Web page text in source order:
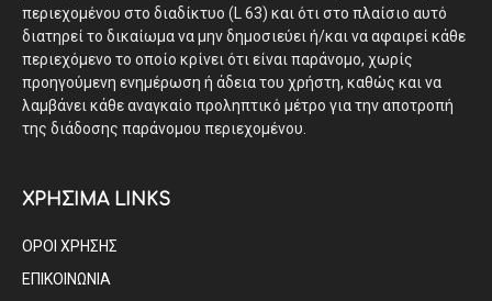
περιεχομένου στο διαδίκτυο (L 63) και ότι στο πλαίσιο αυτό
διατηρεί το δικαίωμα να μην δημοσιεύει ή/και να αφαιρεί κάθε
περιεχόμενο το οποίο κρίνει ότι είναι παράνομο, χωρίς
προηγούμενη ενημέρωση ή άδεια του χρήστη, καθώς και να
λαμβάνει κάθε αναγκαίο προληπτικό μέτρο για την αποτροπή
της διάδοσης παράνομου περιεχομένου.
ΧΡΗΣΙΜΑ LINKS
ΟΡΟΙ ΧΡΗΣΗΣ
ΕΠΙΚΟΙΝΩΝΙΑ